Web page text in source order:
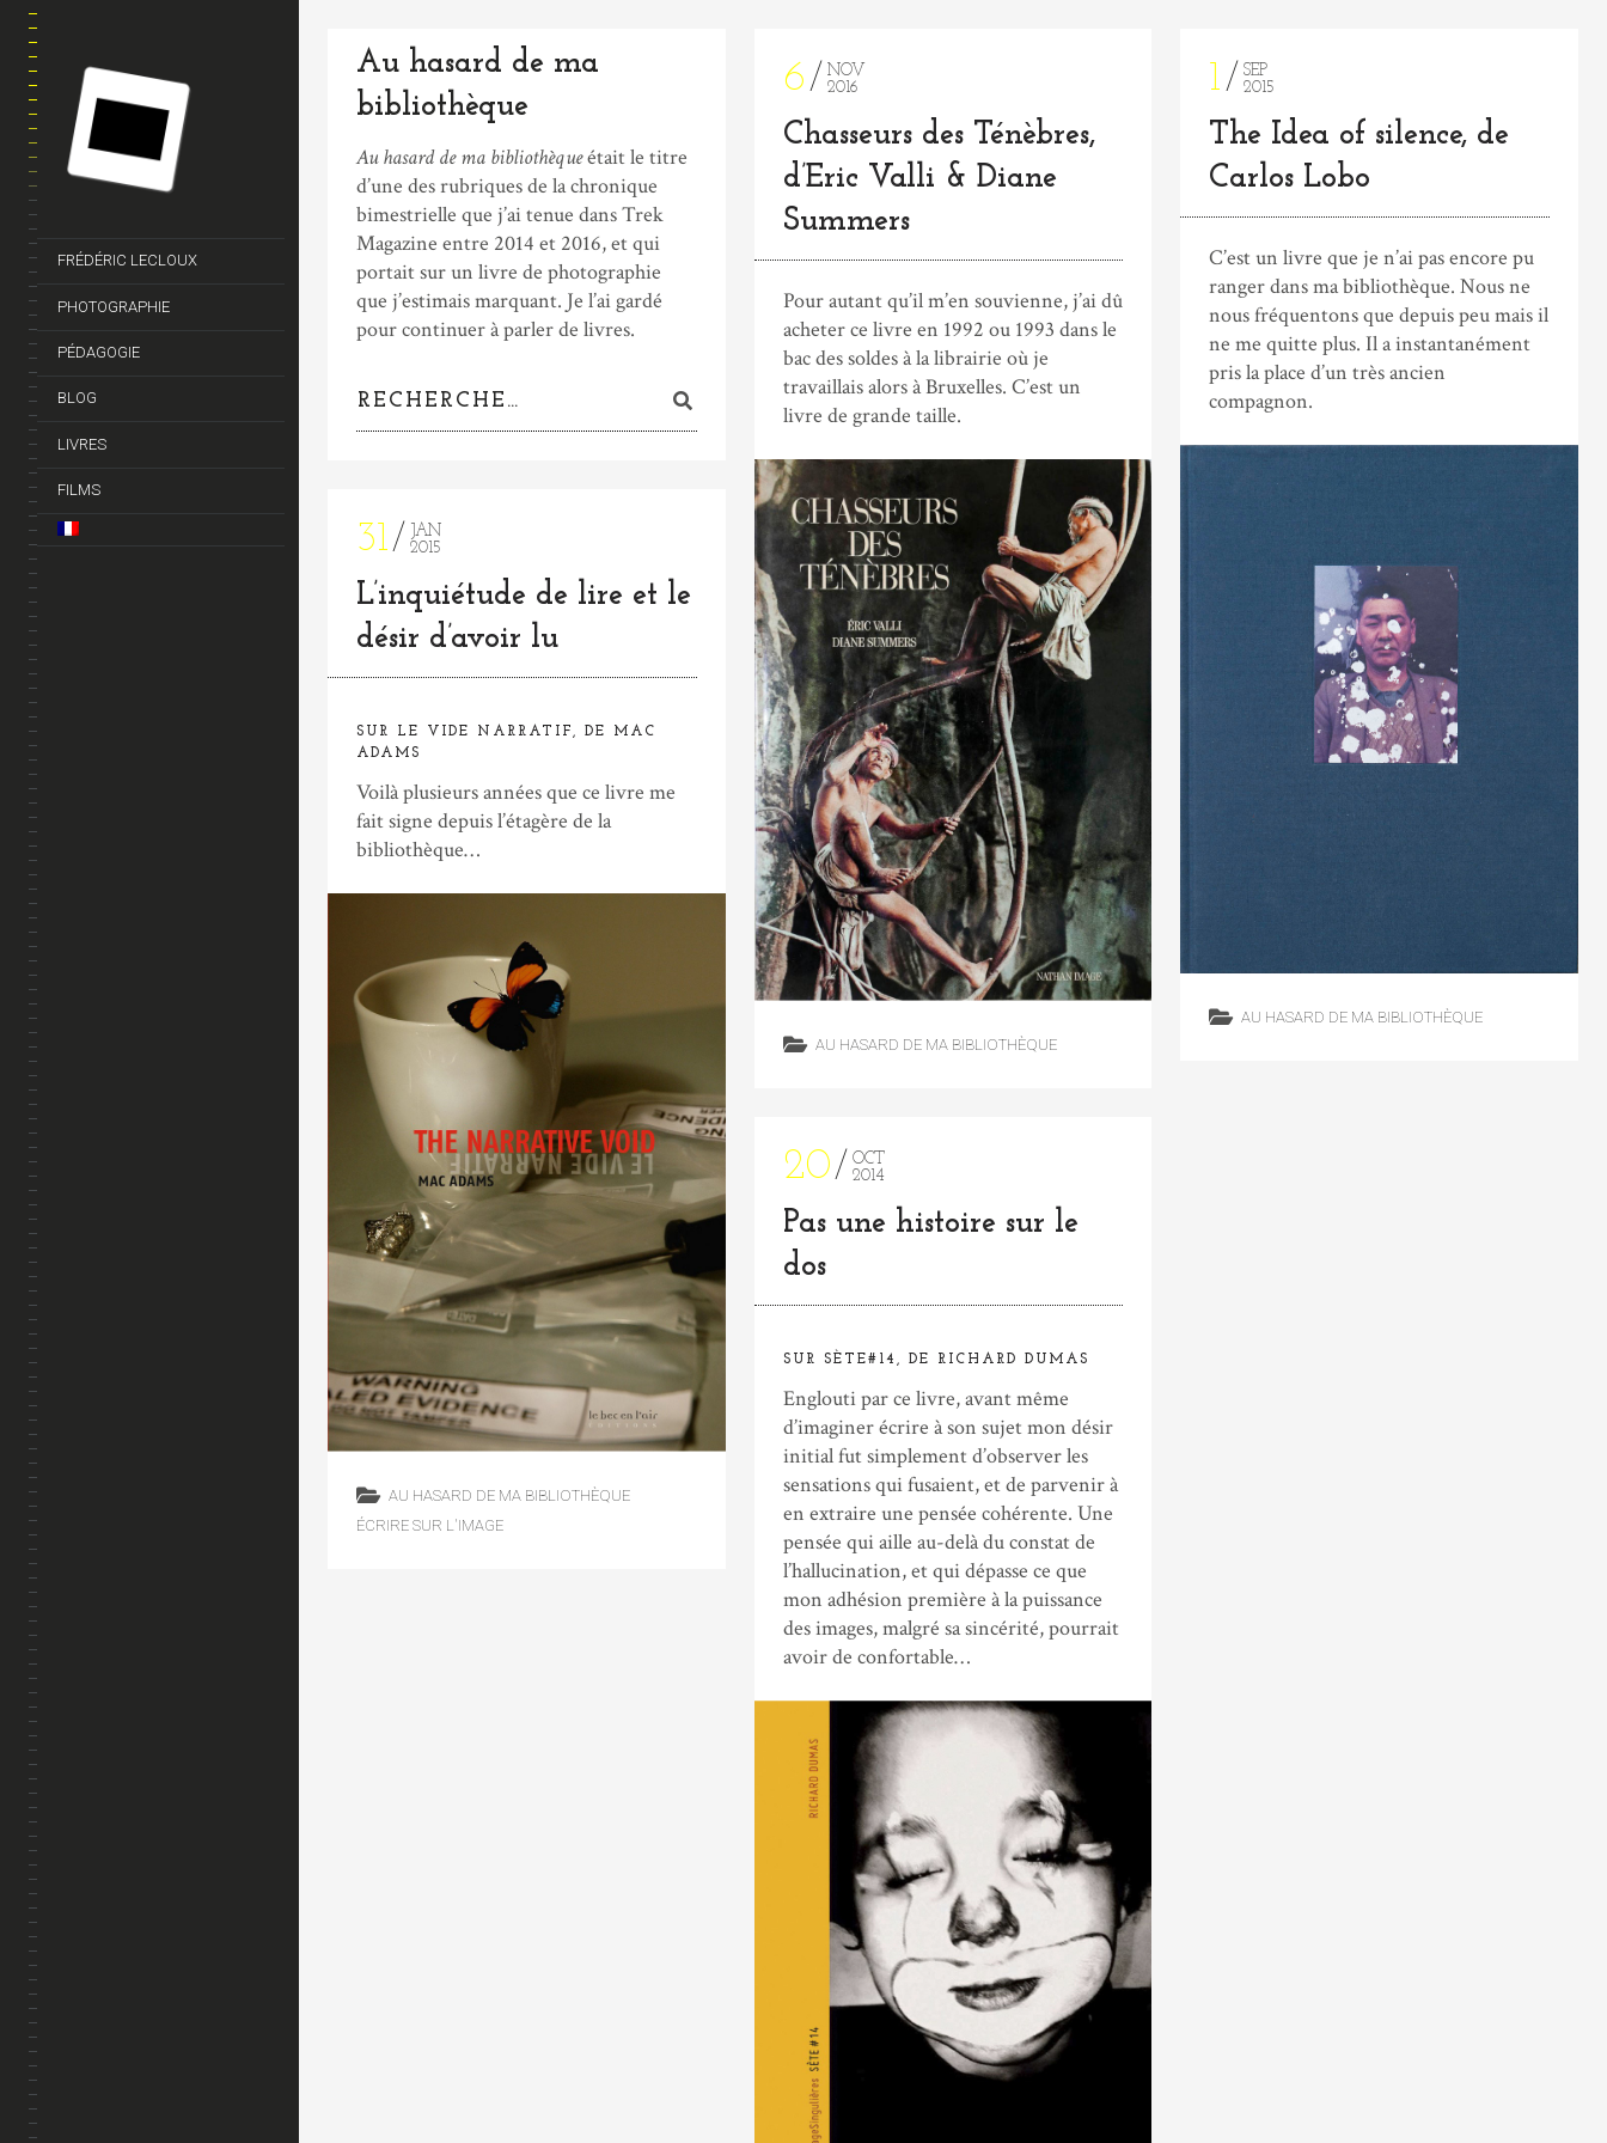
FRÉDÉRIC LECLOUX
PHOTOGRAPHIE
PÉDAGOGIE
BLOG
LIVRES
FILMS
Au hasard de ma
bibliothèque
Au hasard de ma bibliothèqueétait le titre
d’une des rubriques de la chronique
bimestrielle que j’ai tenue dans Trek
Magazine entre 2014 et 2016, et qui
portait sur un livre de photographie
que j’estimais marquant. Je l’ai gardé
pour continuer à parler de livres.
31
JAN
2015
L’inquiétude de lire et le
désir d’avoir lu
SUR LE VIDE NARRATIF, DE MAC
ADAMS
Voilà plusieurs années que ce livre me
fait signe depuis l’étagère de la
bibliothèque…
AU HASARD DE MA BIBLIOTHÈQUE
ÉCRIRE SUR L'IMAGE
6
NOV
2016
Chasseurs des Ténèbres,
d’Eric Valli & Diane
Summers
Pour autant qu’il m’en souvienne, j’ai dû
acheter ce livre en 1992 ou 1993 dans le
bac des soldes à la librairie où je
travaillais alors à Bruxelles. C’est un
livre de grande taille.
AU HASARD DE MA BIBLIOTHÈQUE
20
OCT
2014
Pas une histoire sur le
dos
SUR SÈTE#14, DE RICHARD DUMAS
Englouti par ce livre, avant même
d’imaginer écrire à son sujet mon désir
initial fut simplement d’observer les
sensations qui fusaient, et de parvenir à
en extraire une pensée cohérente. Une
pensée qui aille au-delà du constat de
l’hallucination, et qui dépasse ce que
mon adhésion première à la puissance
des images, malgré sa sincérité, pourrait
avoir de confortable…
1
SEP
2015
The Idea of silence, de
Carlos Lobo
C’est un livre que je n’ai pas encore pu
ranger dans ma bibliothèque. Nous ne
nous fréquentons que depuis peu mais il
ne me quitte plus. Il a instantanément
pris la place d’un très ancien
compagnon.
AU HASARD DE MA BIBLIOTHÈQUE